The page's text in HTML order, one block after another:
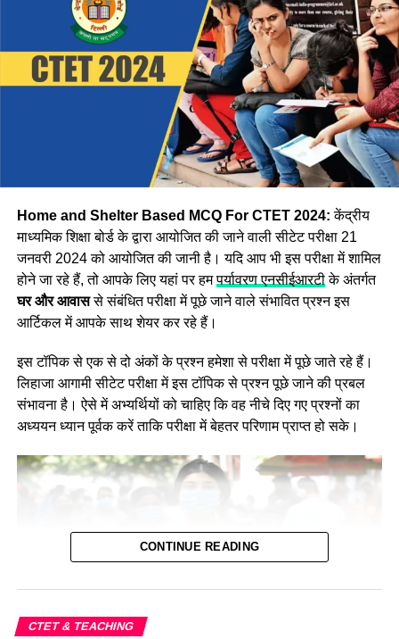
Step:1 CBSE CTET उत्तर कुंजी डाउनलोड करने के लिए, सबसे पहले
आपको आधिकारिक वेबसाइट ctet.nic.in पर जाना होगा
Step:2 अब वेबसाइट पर दिखाई दे रहेCTET Answer Key 2024
Step:3 अब आपको एप्लीकेशन नंबर और जन्म की तारीख दर्ज करके
लॉगिन करना होगा इसके बाद Asnswer Key स्क्रीन पर प्रदर्शित हो
जाएगी।
Home and Shelter Based MCQ For CTET 2024: केंद्रीय
माध्यमिक शिक्षा बोर्ड के द्वारा आयोजित की जाने वाली सीटेट परीक्षा 21
जनवरी 2024 को आयोजित की जानी है। यदि आप भी इस परीक्षा में शामिल
होने जा रहे हैं, तो आपके लिए यहां पर हमपर्यावरण एनसीईआरटीके अंतर्गत
घर और आवाससे संबंधित परीक्षा में पूछे जाने वाले संभावित प्रश्न इस
आर्टिकल में आपके साथ शेयर कर रहे हैं।
इस टॉपिक से एक से दो अंकों के प्रश्न हमेशा से परीक्षा में पूछे जाते रहे हैं।
लिहाजा आगामी सीटेट परीक्षा में इस टॉपिक से प्रश्न पूछे जाने की प्रबल
संभावना है। ऐसे में अभ्यर्थियों को चाहिए कि वह नीचे दिए गए प्रश्नों का
अध्ययन ध्यान पूर्वक करें ताकि परीक्षा में बेहतर परिणाम प्राप्त हो सके।
CONTINUE READING
CTET & TEACHING